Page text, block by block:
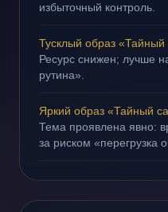
избыточный контроль.
Тусклый образ «Тайный
Ресурс снижен; лучше
рутина».
Яркий образ «Тайный
Тема проявлена явно:
за риском «перегрузка